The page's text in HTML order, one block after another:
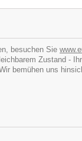
besuchen Sie
Zustand -
bemühen uns